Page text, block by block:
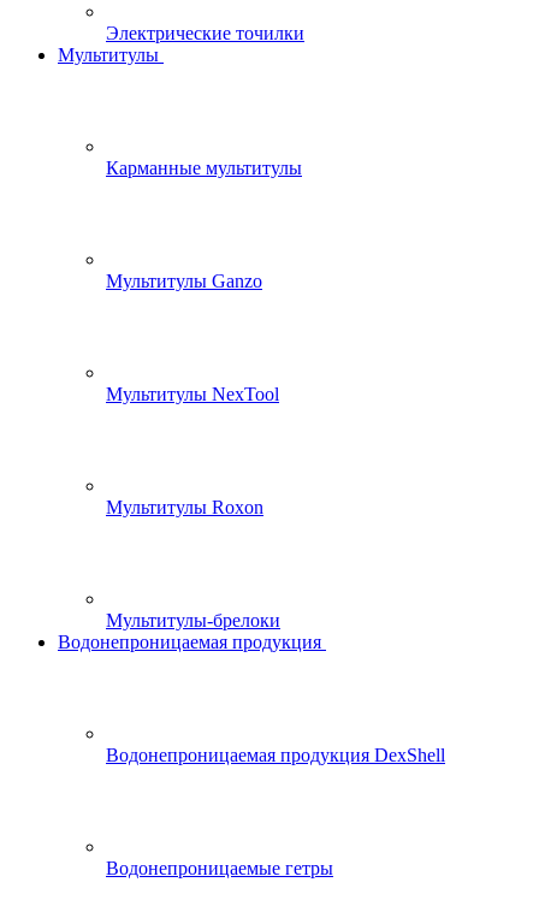
Электрические точилки
Мультитулы
Карманные мультитулы
Мультитулы Ganzo
Мультитулы NexTool
Мультитулы Roxon
Мультитулы-брелоки
Водонепроницаемая продукция
Водонепроницаемая продукция DexShell
Водонепроницаемые гетры